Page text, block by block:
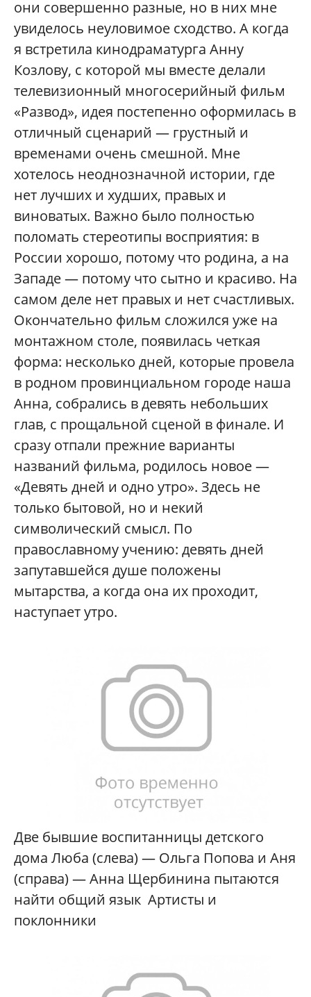
они совершенно разные, но в них мне
увиделось неуловимое сходство. А когда
я встретила кинодраматурга Анну
Козлову, с которой мы вместе делали
телевизионный многосерийный фильм
«Развод», идея постепенно оформилась в
отличный сценарий — грустный и
временами очень смешной. Мне
хотелось неоднозначной истории, где
нет лучших и худших, правых и
виноватых. Важно было полностью
поломать стереотипы восприятия: в
России хорошо, потому что родина, а на
Западе — потому что сытно и красиво. На
самом деле нет правых и нет счастливых.
Окончательно фильм сложился уже на
монтажном столе, появилась четкая
форма: несколько дней, которые провела
в родном провинциальном городе наша
Анна, собрались в девять небольших
глав, с прощальной сценой в финале. И
сразу отпали прежние варианты
названий фильма, родилось новое —
«Девять дней и одно утро». Здесь не
только бытовой, но и некий
символический смысл. По
православному учению: девять дней
запутавшейся душе положены
мытарства, а когда она их проходит,
наступает утро.
Две бывшие воспитанницы детского
дома Люба (слева) — Ольга Попова и Аня
(справа) — Анна Щербинина пытаются
найти общий язык Артисты и
поклонники